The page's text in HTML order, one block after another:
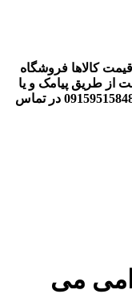
کالاها فروشگاه
از طریق پیامک و یا
پیامرسان های داخلی و خارجی با شماره 09159515848 در تماس
می